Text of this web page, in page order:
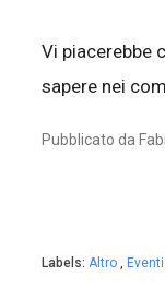
Vi piacerebbe
sapere nei
Pubblicato da
Labels: Altro ,